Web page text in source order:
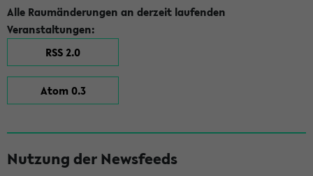
Alle Raumänderungen an derzeit laufenden
Veranstaltungen:
RSS 2.0
Atom 0.3
Nutzung der Newsfeeds